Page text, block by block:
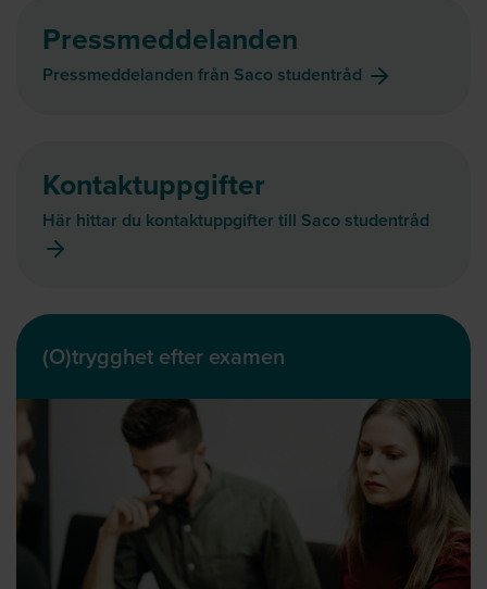
Pressmeddelanden
Pressmeddelanden från Saco studentråd
Kontaktuppgifter
Här hittar du kontaktuppgifter till Saco studentråd
(O)trygghet efter examen